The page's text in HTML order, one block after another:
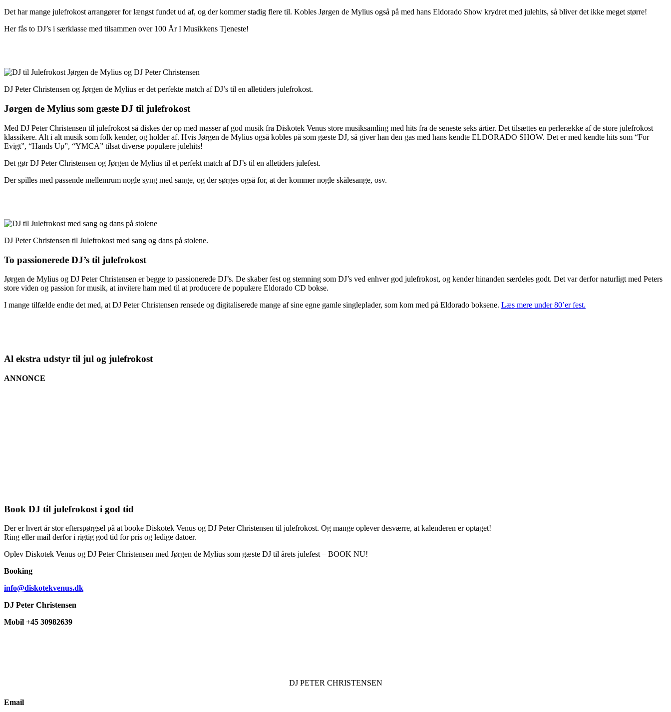
Det har mange julefrokost arrangører for længst fundet ud af, og der kommer stadig flere til. Kobles Jørgen de Mylius også på med hans Eldorado Show krydret med julehits, så bliver det ikke meget større!
Her fås to DJ’s i særklasse med tilsammen over 100 År I Musikkens Tjeneste!
DJ Peter Christensen og Jørgen de Mylius er det perfekte match af DJ’s til en alletiders julefrokost.
Jørgen de Mylius som gæste DJ til julefrokost
Med DJ Peter Christensen til julefrokost så diskes der op med masser af god musik fra Diskotek Venus store musiksamling med hits fra de seneste seks årtier. Det tilsættes en perlerække af de store julefrokost
klassikere. Alt i alt musik som folk kender, og holder af. Hvis Jørgen de Mylius også kobles på som gæste DJ, så giver han den gas med hans kendte ELDORADO SHOW. Det er med kendte hits som “For
Evigt”, “Hands Up”, “YMCA” tilsat diverse populære julehits!
Det gør DJ Peter Christensen og Jørgen de Mylius til et perfekt match af DJ’s til en alletiders julefest.
Der spilles med passende mellemrum nogle syng med sange, og der sørges også for, at der kommer nogle skålesange, osv.
DJ Peter Christensen til Julefrokost med sang og dans på stolene.
To passionerede DJ’s til julefrokost
Jørgen de Mylius og DJ Peter Christensen er begge to passionerede DJ’s. De skaber fest og stemning som DJ’s ved enhver god julefrokost, og kender hinanden særdeles godt. Det var derfor naturligt med Peters
store viden og passion for musik, at invitere ham med til at producere de populære Eldorado CD bokse.
I mange tilfælde endte det med, at DJ Peter Christensen rensede og digitaliserede mange af sine egne gamle singleplader, som kom med på Eldorado boksene. Læs mere under 80’er fest.
Al ekstra udstyr til jul og julefrokost
ANNONCE
Book DJ til julefrokost i god tid
Der er hvert år stor efterspørgsel på at booke Diskotek Venus og DJ Peter Christensen til julefrokost. Og mange oplever desværre, at kalenderen er optaget!
Ring eller mail derfor i rigtig god tid for pris og ledige datoer.
Oplev Diskotek Venus og DJ Peter Christensen med Jørgen de Mylius som gæste DJ til årets julefest – BOOK NU!
Booking
info@diskotekvenus.dk
DJ Peter Christensen
Mobil +45 30982639
DJPETER CHRISTENSEN
Email